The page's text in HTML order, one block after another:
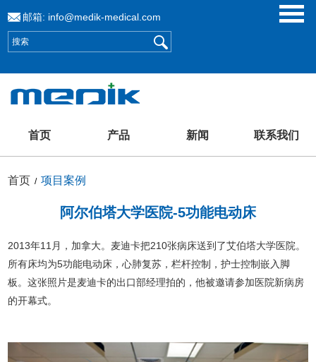
邮箱: info@medik-medical.com
首页 产品 新闻 联系我们
首页 /项目案例
阿尔伯塔大学医院-5功能电动床
2013年11月，加拿大。麦迪卡把210张病床送到了艾伯塔大学医院。
所有床均为5功能电动床，心肺复苏，栏杆控制，护士控制嵌入脚
板。这张照片是麦迪卡的出口部经理拍的，他被邀请参加医院新病房
的开幕式。